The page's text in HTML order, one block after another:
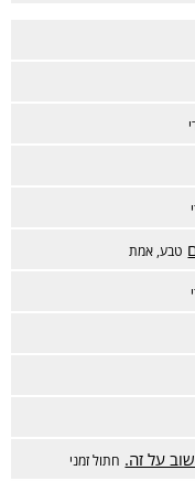
טבע, אמת
על זה. חתול זמני